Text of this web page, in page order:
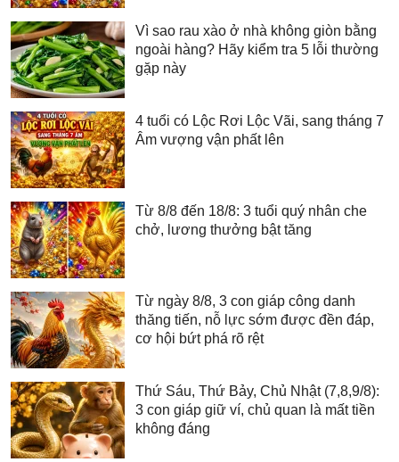
Vì sao rau xào ở nhà không giòn bằng
ngoài hàng? Hãy kiểm tra 5 lỗi thường
gặp này
4 tuổi có Lộc Rơi Lộc Vãi, sang tháng 7
Âm vượng vận phất lên
Từ 8/8 đến 18/8: 3 tuổi quý nhân che
chở, lương thưởng bật tăng
Từ ngày 8/8, 3 con giáp công danh
thăng tiến, nỗ lực sớm được đền đáp,
cơ hội bứt phá rõ rệt
Thứ Sáu, Thứ Bảy, Chủ Nhật (7,8,9/8):
3 con giáp giữ ví, chủ quan là mất tiền
không đáng